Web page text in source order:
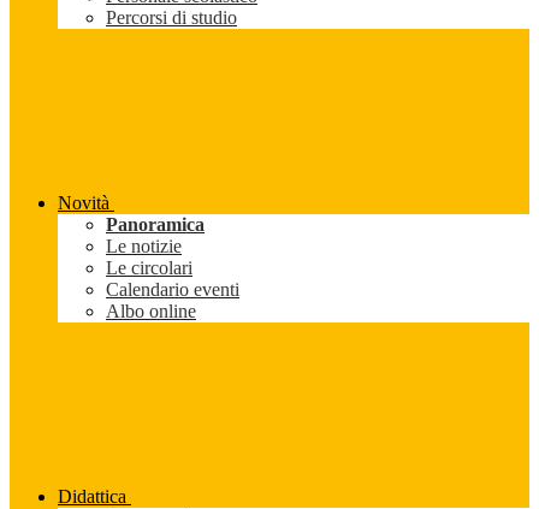
Percorsi di studio
Novità
Panoramica
Le notizie
Le circolari
Calendario eventi
Albo online
Didattica